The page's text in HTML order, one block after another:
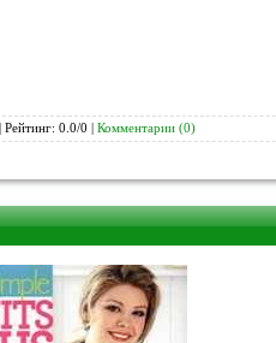
| Рейтинг: 0.0/0 | Комментарии (0)